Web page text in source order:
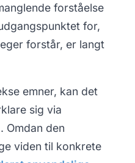
forståelse
for,
forstår, er langt
emner, kan det
sig via
Omdan den
viden til konkrete